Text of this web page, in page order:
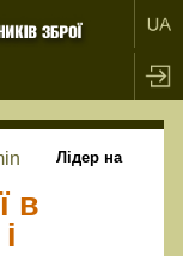
в
Лідер на